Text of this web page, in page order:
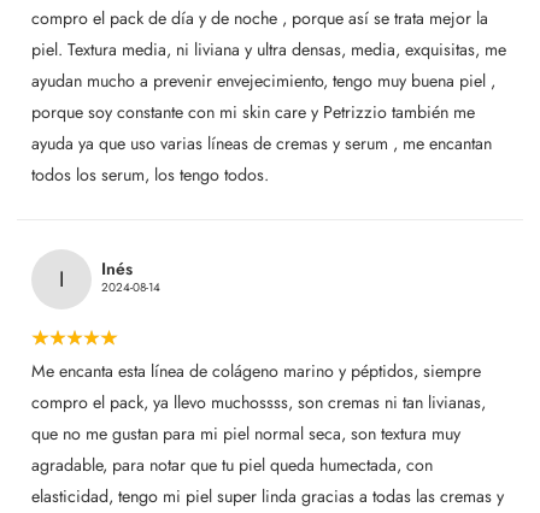
compro el pack de día y de noche , porque así se trata mejor la
piel. Textura media, ni liviana y ultra densas, media, exquisitas, me
ayudan mucho a prevenir envejecimiento, tengo muy buena piel ,
porque soy constante con mi skin care y Petrizzio también me
ayuda ya que uso varias líneas de cremas y serum , me encantan
todos los serum, los tengo todos.
I Inés
2024-08-14
Me encanta esta línea de colágeno marino y péptidos, siempre
compro el pack, ya llevo muchossss, son cremas ni tan livianas,
que no me gustan para mi piel normal seca, son textura muy
agradable, para notar que tu piel queda humectada, con
elasticidad, tengo mi piel super linda gracias a todas las cremas y